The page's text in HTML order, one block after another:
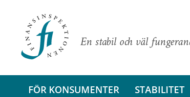
En stabil och väl
FÖR KONSUMENTER STABILITET